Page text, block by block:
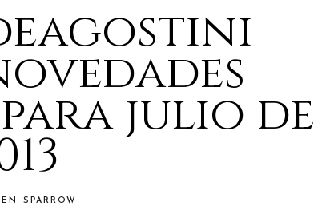
julio de
SPARROW